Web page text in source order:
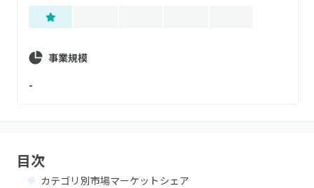
事業規模
-
目次
カテゴリ別市場マーケットシェア